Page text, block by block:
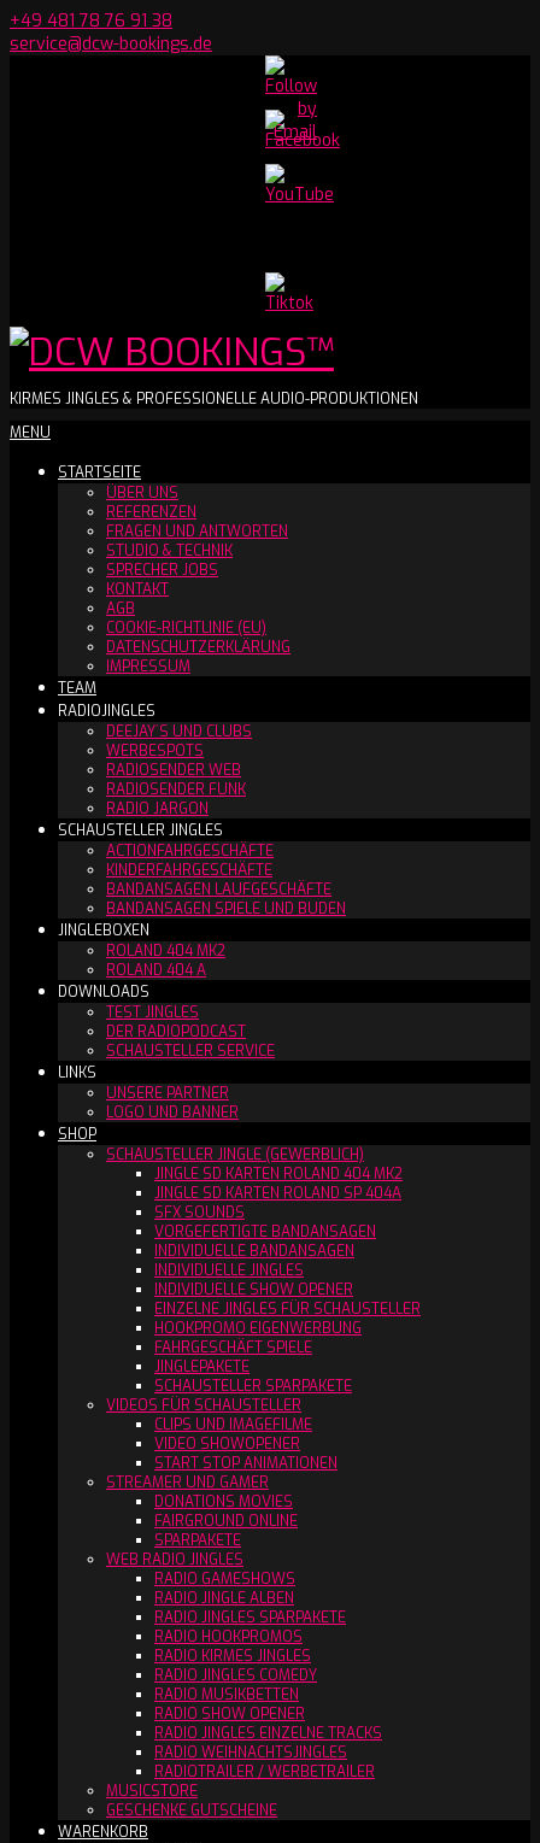
Skip
to
+49 481 78 76 91 38
service@dcw-bookings.de
Youtube
Channel
DCW
BOOKINGS™
KIRMES JINGLES & PROFESSIONELLE AUDIO-PRODUKTIONEN
Secondary
Menu
MENU
STARTSEITE
ÜBER UNS
REFERENZEN
FRAGEN UND ANTWORTEN
STUDIO & TECHNIK
SPRECHER JOBS
KONTAKT
AGB
COOKIE-RICHTLINIE (EU)
DATENSCHUTZERKLÄRUNG
IMPRESSUM
TEAM
RADIOJINGLES
DEEJAY´S UND CLUBS
WERBESPOTS
RADIOSENDER WEB
RADIOSENDER FUNK
RADIO JARGON
SCHAUSTELLER JINGLES
ACTIONFAHRGESCHÄFTE
KINDERFAHRGESCHÄFTE
BANDANSAGEN LAUFGESCHÄFTE
BANDANSAGEN SPIELE UND BUDEN
JINGLEBOXEN
ROLAND 404 MK2
ROLAND 404 A
DOWNLOADS
TEST JINGLES
DER RADIOPODCAST
SCHAUSTELLER SERVICE
LINKS
UNSERE PARTNER
LOGO UND BANNER
SHOP
SCHAUSTELLER JINGLE (GEWERBLICH)
JINGLE SD KARTEN ROLAND 404 MK2
JINGLE SD KARTEN ROLAND SP 404A
SFX SOUNDS
VORGEFERTIGTE BANDANSAGEN
INDIVIDUELLE BANDANSAGEN
INDIVIDUELLE JINGLES
INDIVIDUELLE SHOW OPENER
EINZELNE JINGLES FÜR SCHAUSTELLER
HOOKPROMO EIGENWERBUNG
FAHRGESCHÄFT SPIELE
JINGLEPAKETE
SCHAUSTELLER SPARPAKETE
VIDEOS FÜR SCHAUSTELLER
CLIPS UND IMAGEFILME
VIDEO SHOWOPENER
START STOP ANIMATIONEN
STREAMER UND GAMER
DONATIONS MOVIES
FAIRGROUND ONLINE
SPARPAKETE
WEB RADIO JINGLES
RADIO GAMESHOWS
RADIO JINGLE ALBEN
RADIO JINGLES SPARPAKETE
RADIO HOOKPROMOS
RADIO KIRMES JINGLES
RADIO JINGLES COMEDY
RADIO MUSIKBETTEN
RADIO SHOW OPENER
RADIO JINGLES EINZELNE TRACKS
RADIO WEIHNACHTSJINGLES
RADIOTRAILER / WERBETRAILER
MUSICSTORE
GESCHENKE GUTSCHEINE
WARENKORB